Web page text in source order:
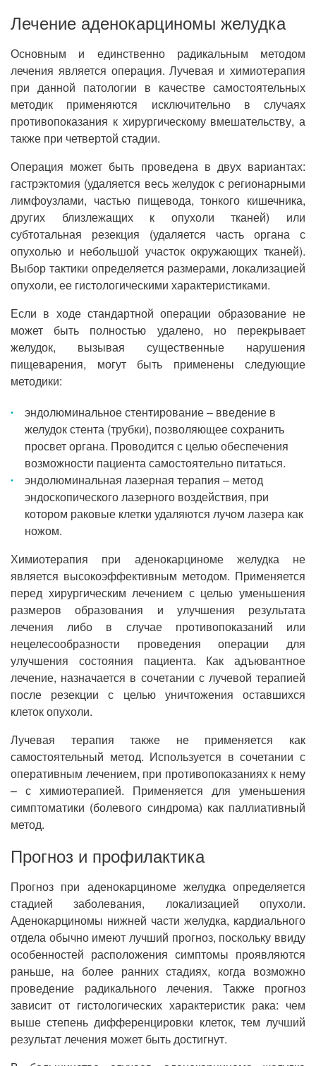
Лечение аденокарциномы желудка
Основным и единственно радикальным методом
лечения является операция. Лучевая и химиотерапия
при данной патологии в качестве самостоятельных
методик применяются исключительно в случаях
противопоказания к хирургическому вмешательству, а
также при четвертой стадии.
Операция может быть проведена в двух вариантах:
гастрэктомия (удаляется весь желудок с регионарными
лимфоузлами, частью пищевода, тонкого кишечника,
других близлежащих к опухоли тканей) или
субтотальная резекция (удаляется часть органа с
опухолью и небольшой участок окружающих тканей).
Выбор тактики определяется размерами, локализацией
опухоли, ее гистологическими характеристиками.
Если в ходе стандартной операции образование не
может быть полностью удалено, но перекрывает
желудок, вызывая существенные нарушения
пищеварения, могут быть применены следующие
методики:
эндолюминальное стентирование – введение в
желудок стента (трубки), позволяющее сохранить
просвет органа. Проводится с целью обеспечения
возможности пациента самостоятельно питаться.
эндолюминальная лазерная терапия – метод
эндоскопического лазерного воздействия, при
котором раковые клетки удаляются лучом лазера как
ножом.
Химиотерапия при аденокарциноме желудка не
является высокоэффективным методом. Применяется
перед хирургическим лечением с целью уменьшения
размеров образования и улучшения результата
лечения либо в случае противопоказаний или
нецелесообразности проведения операции для
улучшения состояния пациента. Как адъювантное
лечение, назначается в сочетании с лучевой терапией
после резекции с целью уничтожения оставшихся
клеток опухоли.
Лучевая терапия также не применяется как
самостоятельный метод. Используется в сочетании с
оперативным лечением, при противопоказаниях к нему
– с химиотерапией. Применяется для уменьшения
симптоматики (болевого синдрома) как паллиативный
метод.
Прогноз и профилактика
Прогноз при аденокарциноме желудка определяется
стадией заболевания, локализацией опухоли.
Аденокарциномы нижней части желудка, кардиального
отдела обычно имеют лучший прогноз, поскольку ввиду
особенностей расположения симптомы проявляются
раньше, на более ранних стадиях, когда возможно
проведение радикального лечения. Также прогноз
зависит от гистологических характеристик рака: чем
выше степень дифференцировки клеток, тем лучший
результат лечения может быть достигнут.